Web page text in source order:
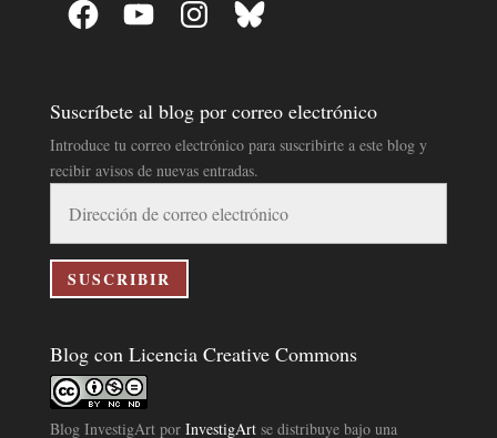
Suscríbete al blog por correo electrónico
Introduce tu correo electrónico para suscribirte a este blog y
recibir avisos de nuevas entradas.
correo
electrónico
SUSCRIBIR
Blog con Licencia Creative Commons
Blog InvestigArtpor InvestigArtse distribuye bajo una